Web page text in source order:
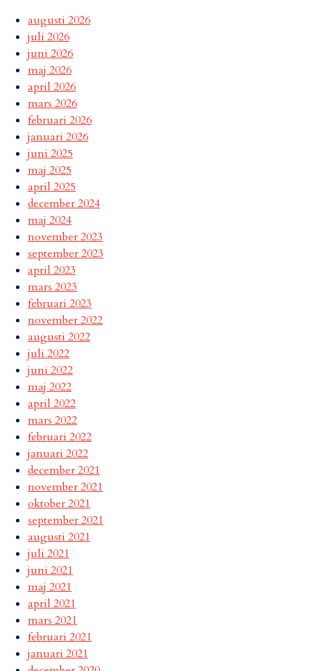
augusti 2026
juli 2026
juni 2026
maj 2026
april 2026
mars 2026
februari 2026
januari 2026
juni 2025
maj 2025
april 2025
december 2024
maj 2024
november 2023
september 2023
april 2023
mars 2023
februari 2023
november 2022
augusti 2022
juli 2022
juni 2022
maj 2022
april 2022
mars 2022
februari 2022
januari 2022
december 2021
november 2021
oktober 2021
september 2021
augusti 2021
juli 2021
juni 2021
maj 2021
april 2021
mars 2021
februari 2021
januari 2021